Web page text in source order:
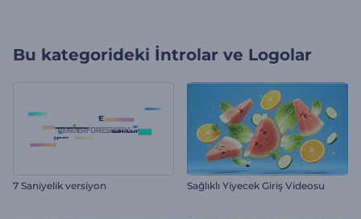
Bu kategorideki İntrolar ve Logolar
7 Saniyelik versiyon Sağlıklı Yiyecek Giriş Videosu